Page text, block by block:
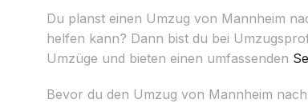
Du planst einen Umzug von Mannheim
helfen kann? Dann bist du bei
Umzüge und bieten einen umfassenden
Bevor du den Umzug von Mannheim